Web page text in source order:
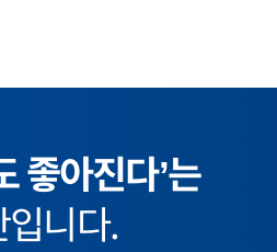
좋아진다’는
니다.